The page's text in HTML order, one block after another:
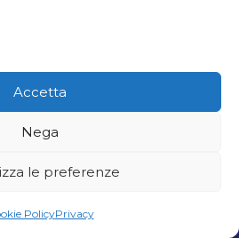
Accetta
Nega
le preferenze
PolicyPrivacy
perché ingolosito dal
senza pensare a quali
con il risultato che poi le
costose.Purtroppo non si
anzi spesso anche le
corsi di aggiornamento del
Whatsapp